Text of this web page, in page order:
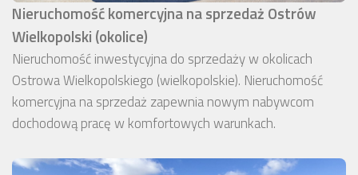
Nieruchomość komercyjna na sprzedaż Ostrów
Wielkopolski (okolice)
Nieruchomość inwestycyjna do sprzedaży w okolicach
Ostrowa Wielkopolskiego (wielkopolskie). Nieruchomość
komercyjna na sprzedaż zapewnia nowym nabywcom
dochodową pracę w komfortowych warunkach.